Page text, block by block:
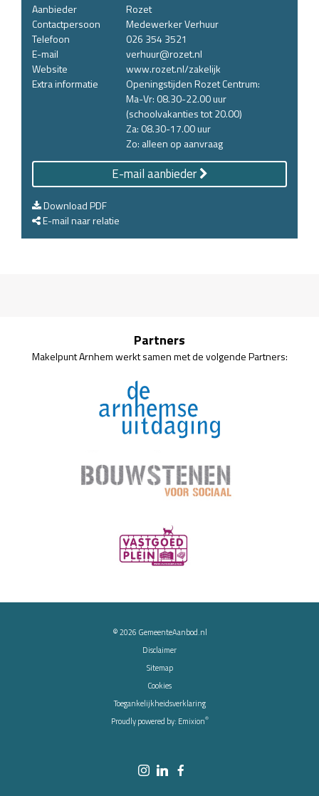
Aanbieder
Rozet
Contactpersoon
Medewerker Verhuur
Telefoon
026 354 3521
E-mail
verhuur@rozet.nl
Website
www.rozet.nl/zakelijk
Extra informatie
Openingstijden Rozet Centrum:
Ma-Vr: 08.30-22.00 uur
(schoolvakanties tot 20.00)
Za: 08.30-17.00 uur
Zo: alleen op aanvraag
E-mail aanbieder
Download PDF
E-mail naar relatie
Partners
Makelpunt Arnhem werkt samen met de volgende Partners:
© 2026 GemeenteAanbod.nl
Disclaimer
Sitemap
Cookies
Toegankelijkheidsverklaring
Proudly powered by: Emixion®